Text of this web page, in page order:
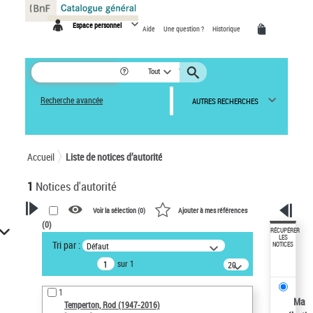
Espace personnel Aide Une question ? Historique
Tout
Recherche avancée AUTRES RECHERCHES
Accueil Liste de notices d’autorité
1 Notices d'autorité
VOTRE RECHERCHE
Recherche avancée dans les
notices d’autorité
Œuvres liées à l'auteur :
Temperton, Rod (1947-2016)
Voir la sélection (0) Ajouter à mes références
(0)
Tri par : Défaut
sur 1
20
résultats/page
1
Temperton, Rod (1947-2016)
RÉCUPÉRER
LES
NOTICES
Ma
Panneau de gestion des cookies